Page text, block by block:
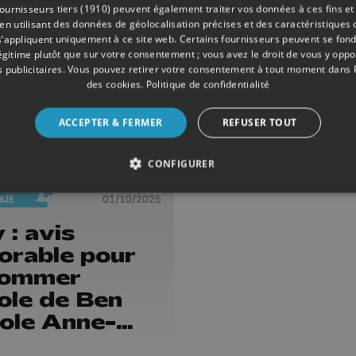
01/10/2025
: avis
pour
de Ben
Anne-
tiers (1910) peuvent également traiter vos données à ces fins et
utilisant des données de géolocalisation précises et des caractéristiques
uniquement à ce site web. Certains fournisseurs peuvent se
plutôt que sur votre consentement ; vous avez le droit de vous y
publicitaires. Vous pouvez retirer votre consentement à tout moment dans
des cookies. Politique de confidentialité
ACCEPTER & FERMER REFUSER TOUT
CONFIGURER